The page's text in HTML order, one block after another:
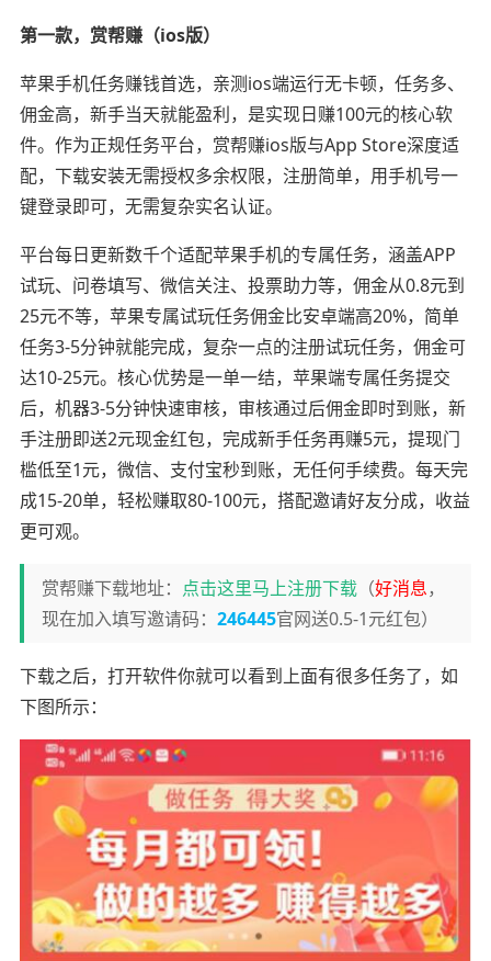
第一款，赏帮赚（ios版）
苹果手机任务赚钱首选，亲测ios端运行无卡顿，任务多、
佣金高，新手当天就能盈利，是实现日赚100元的核心软
件。作为正规任务平台，赏帮赚ios版与App Store深度适
配，下载安装无需授权多余权限，注册简单，用手机号一
键登录即可，无需复杂实名认证。
平台每日更新数千个适配苹果手机的专属任务，涵盖APP
试玩、问卷填写、微信关注、投票助力等，佣金从0.8元到
25元不等，苹果专属试玩任务佣金比安卓端高20%，简单
任务3-5分钟就能完成，复杂一点的注册试玩任务，佣金可
达10-25元。核心优势是一单一结，苹果端专属任务提交
后，机器3-5分钟快速审核，审核通过后佣金即时到账，新
手注册即送2元现金红包，完成新手任务再赚5元，提现门
槛低至1元，微信、支付宝秒到账，无任何手续费。每天完
成15-20单，轻松赚取80-100元，搭配邀请好友分成，收益
更可观。
赏帮赚下载地址： 点击这里马上注册下载（好消息，
现在加入填写邀请码： 246445官网送0.5-1元红包）
下载之后，打开软件你就可以看到上面有很多任务了，如
下图所示：